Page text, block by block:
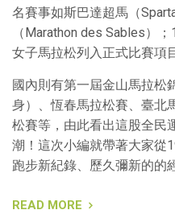
名賽事如斯巴達超馬（
（Marathon des Sables）
女子馬拉松列入正式比賽項
國內則有第一屆金山馬拉松
身）、恆春馬拉松賽、臺北
松賽等，由此看出這股全民
潮！這次小編就帶著大家從
跑步新紀錄、歷久彌新的的
READ MORE